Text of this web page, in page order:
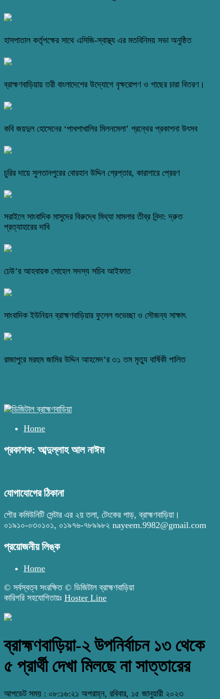
হাসপাতাল কর্তৃপক্ষের সাথে এসিজি-স্বাস্থ্য এর মতবিনিময় সভা অনুষ্ঠিত
ব্রাহ্মণবাড়িয়ায় তরী বাংলাদেশের উদ্যোগে বৃক্ষরোপণ ও গাছের চারা বিতরণ।
কবি জয়দুল হোসেনের ‘পাখপাখালির মিলনমেলা’ গ্রন্থের প্রকাশনা উৎসব
চুরির দায়ে সুলতানপুরের বোরহান উদ্দিন গ্রেপ্তার, কারাগারে প্রেরণ
সরাইলে সাংবাদিক মাসুদের বিরুদ্ধে মিথ্যা মামলার তীব্র নিন্দা: দ্রুত
প্রত্যাহারের দাবি
ঢেউ’র আহবায়ক সোহেল সদস্য সচিব আইফাত
সাংবাদিক ইউনিয়ন ব্রাহ্মণবাড়িয়ার ফুলেল শুভেচ্ছা ও সৌজন্য সাক্ষাৎ
রাজাপুরে মরহুম জামির উদ্দিন আহমেদ’র ৩১ তম মৃত্যু বার্ষিকী পালিত
Home
প্রকাশক: আব্দুল্লাহ আল নাঈম
যোগাযোগের ঠিকানা
পৌর কমিউনিটি সেন্টার এর ২য় তলা, টেংকের পাড়, ব্রাহ্মণবাড়িয়া।
০১৯১০-০৩০১০১, ০১৯৭৬-৭৮৯৯৮২ nayeem.9982@gmail.com
প্রয়োজনীয় লিঙ্ক
Home
© সর্বস্বত্ব সংরক্ষিত © ডিজিটাল ব্রাহ্মণবাড়িয়া
কারিগরি সহযোগিতায়ঃ Hoster Line
ব্রাহ্মণবাড়িয়া-২ উপনির্বাচন ১৩ থেকে
৫ প্রার্থী দেখা মিলছে না সাত্তারের
আপডেট সময় : ০৮:১৬:২১ অপরাহ্ন, রবিবার, ১৫ জানুয়ারী ২০২৩